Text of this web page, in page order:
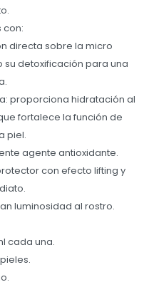
con:
directa sobre la micro
detoxificación para una
proporciona hidratación al
fortalece la función de
piel.
agente antioxidante.
con efecto lifting y
luminosidad al rostro.
cada una.